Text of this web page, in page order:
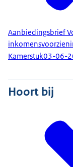
Aanbiedingsbrief
Kamerstuk03-06-
Hoort bij